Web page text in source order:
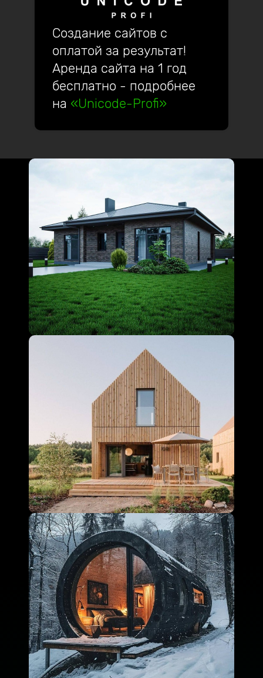
Создание сайтов с
оплатой за результат!
Аренда сайта на 1 год
бесплатно - подробнее
на «Unicode-Profi»